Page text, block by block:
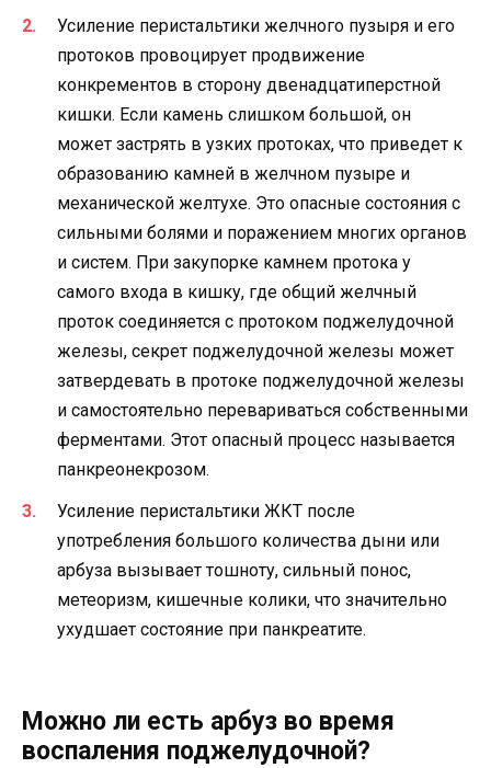
Усиление перистальтики желчного пузыря и его
протоков провоцирует продвижение
конкрементов в сторону двенадцатиперстной
кишки. Если камень слишком большой, он
может застрять в узких протоках, что приведет к
образованию камней в желчном пузыре и
механической желтухе. Это опасные состояния с
сильными болями и поражением многих органов
и систем. При закупорке камнем протока у
самого входа в кишку, где общий желчный
проток соединяется с протоком поджелудочной
железы, секрет поджелудочной железы может
затвердевать в протоке поджелудочной железы
и самостоятельно перевариваться собственными
ферментами. Этот опасный процесс называется
панкреонекрозом.
Усиление перистальтики ЖКТ после
употребления большого количества дыни или
арбуза вызывает тошноту, сильный понос,
метеоризм, кишечные колики, что значительно
ухудшает состояние при панкреатите.
Можно ли есть арбуз во время
воспаления поджелудочной?